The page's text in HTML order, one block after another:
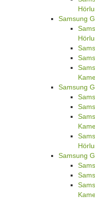
Samsung
Samsung
Samsung